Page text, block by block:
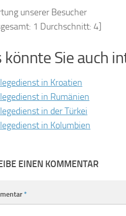
unserer Besucher
1 Durchschnitt: 4]
könnte Sie auch
in Kroatien
in Rumänien
in der Türkei
in Kolumbien
EINEN KOMMENTAR
*